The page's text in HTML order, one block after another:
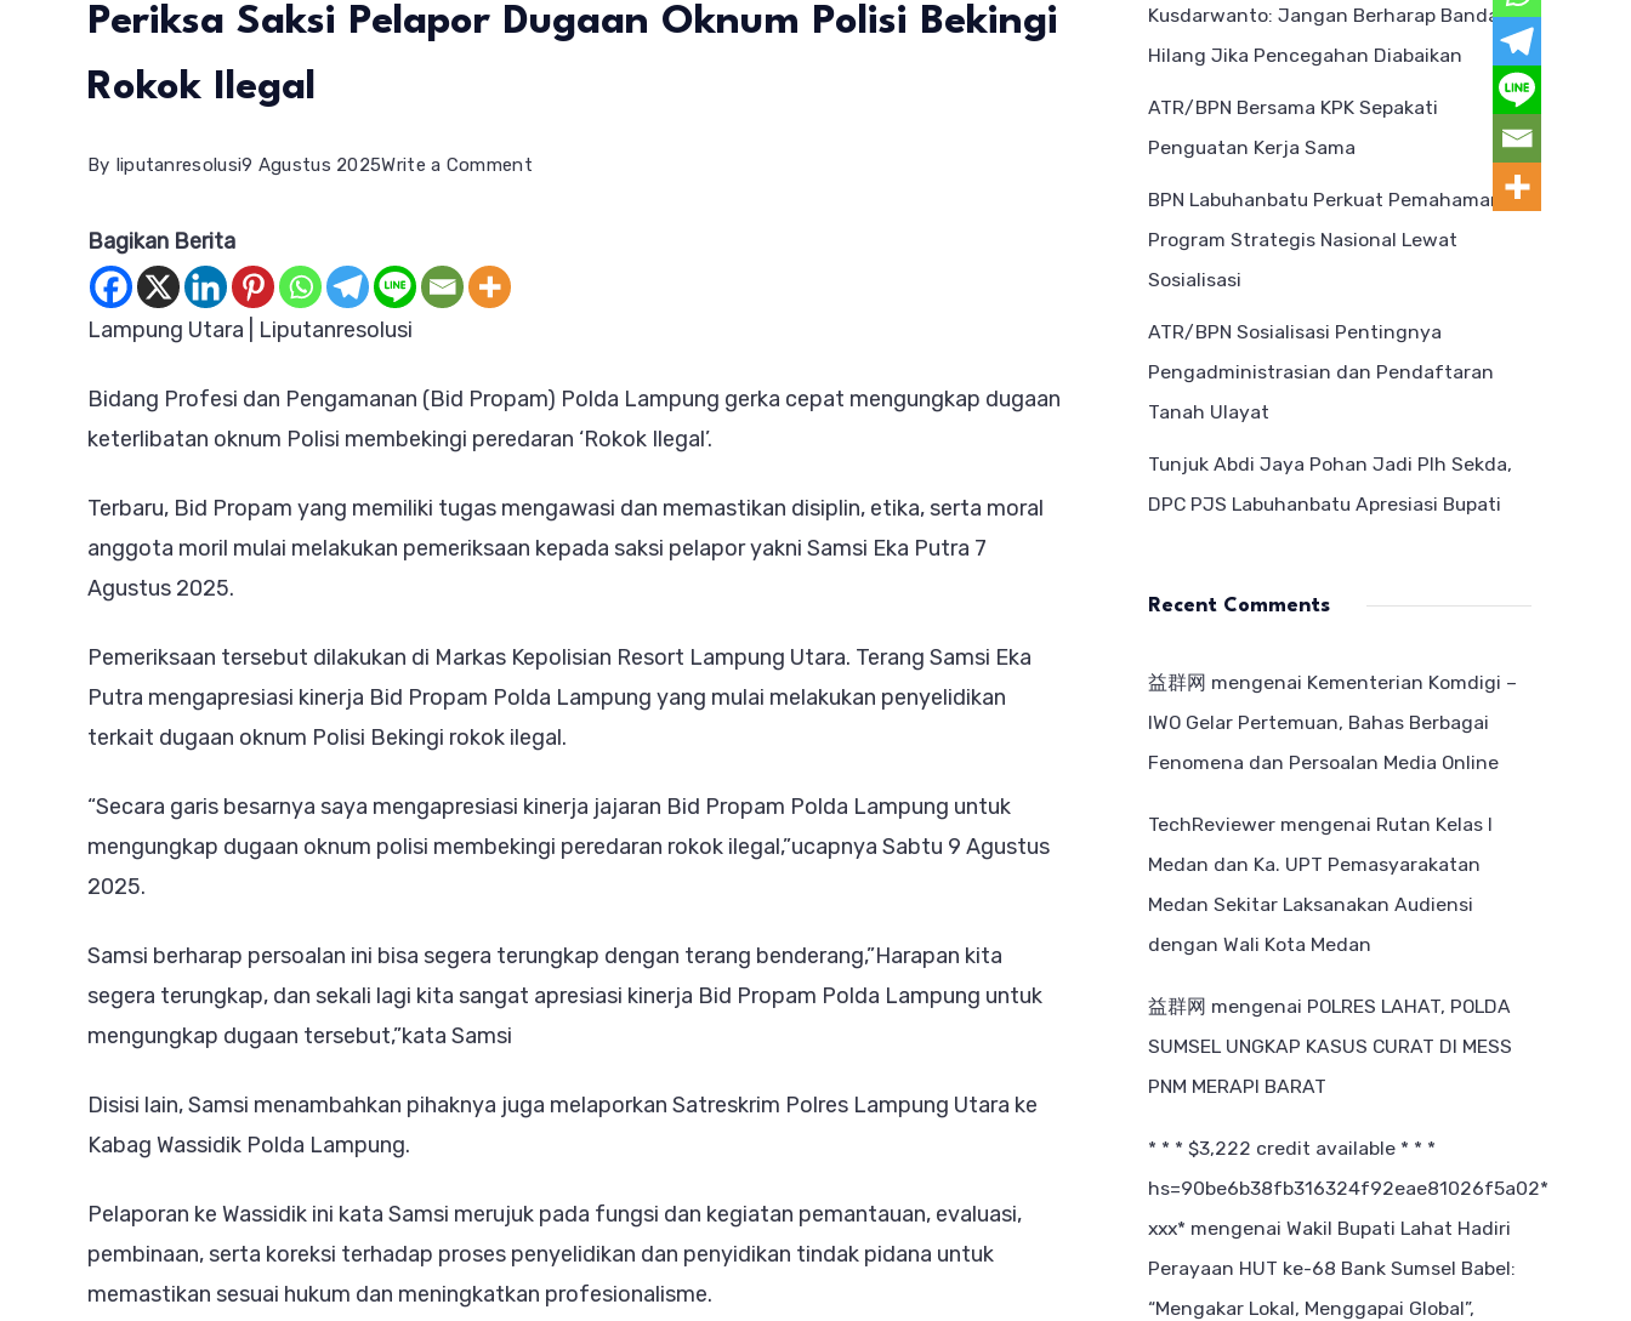
Periksa Saksi Pelapor Dugaan Oknum Polisi Bekingi
Rokok Ilegal
By liputanresolusi9 Agustus 2025Write a Commenton
Lampung
Mulai
Saksi
Pelapor
Oknum
Polisi
Bekingi
Ilegal
Bagikan Berita
Lampung Utara | Liputanresolusi
Bidang Profesi dan Pengamanan (Bid Propam) Polda Lampung gerka cepat mengungkap dugaan
keterlibatan oknum Polisi membekingi peredaran ‘Rokok Ilegal’.
Terbaru, Bid Propam yang memiliki tugas mengawasi dan memastikan disiplin, etika, serta moral
anggota moril mulai melakukan pemeriksaan kepada saksi pelapor yakni Samsi Eka Putra 7
Agustus 2025.
Pemeriksaan tersebut dilakukan di Markas Kepolisian Resort Lampung Utara. Terang Samsi Eka
Putra mengapresiasi kinerja Bid Propam Polda Lampung yang mulai melakukan penyelidikan
terkait dugaan oknum Polisi Bekingi rokok ilegal.
“Secara garis besarnya saya mengapresiasi kinerja jajaran Bid Propam Polda Lampung untuk
mengungkap dugaan oknum polisi membekingi peredaran rokok ilegal,”ucapnya Sabtu 9 Agustus
2025.
Samsi berharap persoalan ini bisa segera terungkap dengan terang benderang,”Harapan kita
segera terungkap, dan sekali lagi kita sangat apresiasi kinerja Bid Propam Polda Lampung untuk
mengungkap dugaan tersebut,”kata Samsi
Disisi lain, Samsi menambahkan pihaknya juga melaporkan Satreskrim Polres Lampung Utara ke
Kabag Wassidik Polda Lampung.
Pelaporan ke Wassidik ini kata Samsi merujuk pada fungsi dan kegiatan pemantauan, evaluasi,
pembinaan, serta koreksi terhadap proses penyelidikan dan penyidikan tindak pidana untuk
memastikan sesuai hukum dan meningkatkan profesionalisme.
Kusdarwanto: Jangan Berharap Bandar
Hilang Jika Pencegahan Diabaikan
ATR/BPN Bersama KPK Sepakati
Penguatan Kerja Sama
BPN Labuhanbatu Perkuat Pemahaman
Program Strategis Nasional Lewat
Sosialisasi
ATR/BPN Sosialisasi Pentingnya
Pengadministrasian dan Pendaftaran
Tanah Ulayat
Tunjuk Abdi Jaya Pohan Jadi Plh Sekda,
DPC PJS Labuhanbatu Apresiasi Bupati
Recent Comments
益群网 mengenai Kementerian Komdigi –
IWO Gelar Pertemuan, Bahas Berbagai
Fenomena dan Persoalan Media Online
TechReviewer mengenai Rutan Kelas I
Medan dan Ka. UPT Pemasyarakatan
Medan Sekitar Laksanakan Audiensi
dengan Wali Kota Medan
益群网 mengenai POLRES LAHAT, POLDA
SUMSEL UNGKAP KASUS CURAT DI MESS
PNM MERAPI BARAT
* * * $3,222 credit available * * *
hs=90be6b38fb316324f92eae81026f5a02*
ххх* mengenai Wakil Bupati Lahat Hadiri
Perayaan HUT ke-68 Bank Sumsel Babel:
“Mengakar Lokal, Menggapai Global”,